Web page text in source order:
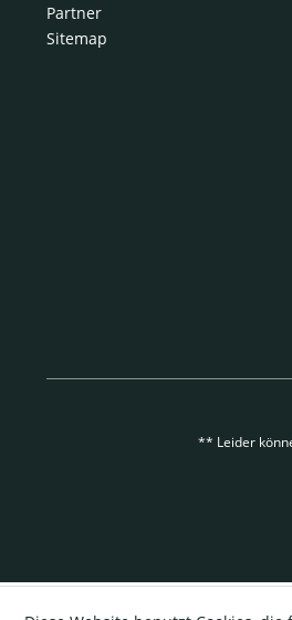
Partner
Sitemap
** Leider